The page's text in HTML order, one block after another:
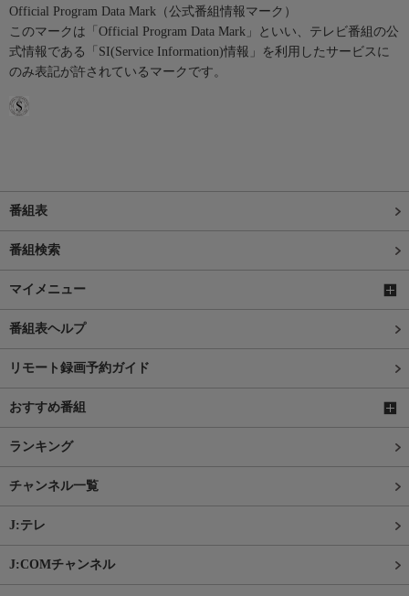
Official Program Data Mark（公式番組情報マーク）
このマークは「Official Program Data Mark」といい、テレビ番組の公
式情報である「SI(Service Information)情報」を利用したサービスに
のみ表記が許されているマークです。
番組表
番組検索
マイメニュー
番組表ヘルプ
リモート録画予約ガイド
おすすめ番組
ランキング
チャンネル一覧
J:テレ
J:COMチャンネル